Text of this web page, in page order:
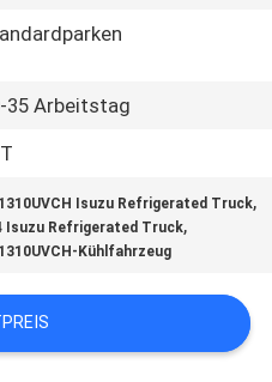
35 Arbeitstag
Isuzu Refrigerated Truck,
Isuzu Refrigerated Truck,
Kühlfahrzeug